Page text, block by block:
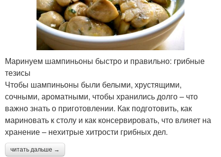
Маринуем шампиньоны быстро и правильно: грибные
тезисы
Чтобы шампиньоны были белыми, хрустящими,
сочными, ароматными, чтобы хранились долго – что
важно знать о приготовлении. Как подготовить, как
мариновать к столу и как консервировать, что влияет на
хранение – нехитрые хитрости грибных дел.
читать дальше →